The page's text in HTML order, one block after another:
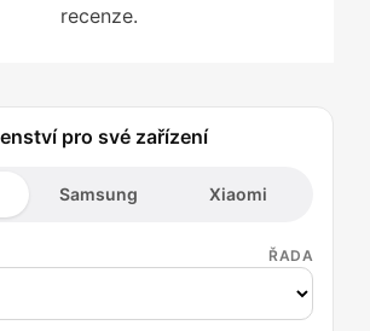
recenze.
pro své zařízení
Samsung Xiaomi
ŘADA